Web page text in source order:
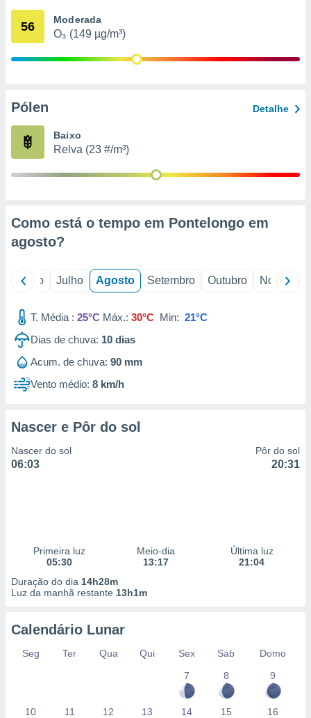
através
estudos
1199
56 Moderada
O₃ (149 µg/m³)
Pólen Detalhe
Baixo
Relva (23 #/m³)
Como está o tempo em Pontelongo em
agosto?
Junho Julho Agosto Setembro Outubro Novembro
T. Média : 25°C Máx.: 30°C Min: 21°C
Dias de chuva: 10 dias
Acum. de chuva: 90 mm
Vento médio: 8 km/h
Nascer e Pôr do sol
Nascer do sol
06:03
Pôr do sol
20:31
Primeira luz
05:30
Meio-dia
13:17
Última luz
21:04
Duração do dia 14h28m
Luz da manhã restante 13h1m
Calendário Lunar
Seg Ter Qua Qui Sex Sáb
Domo
7
8 9
10 11 12 13 14 15 16